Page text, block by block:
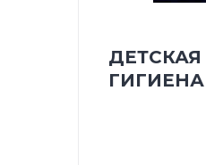
ДЕТСКАЯ
ГИГИЕНА